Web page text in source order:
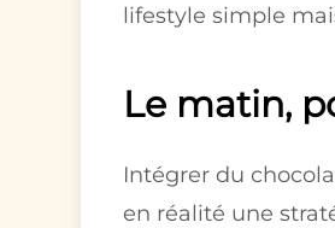
lifestyle simple
Le matin,
Intégrer du
en réalité une